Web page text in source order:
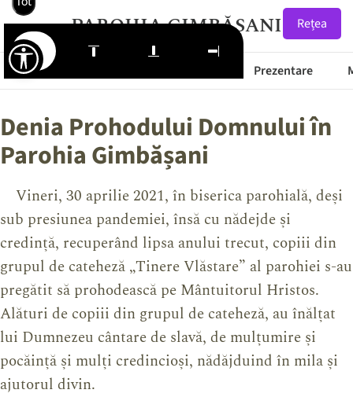
PAROHIA GIMBĂȘANI Rețea
Starea Drumurilor Prezentare
Denia Prohodului Domnului în
Parohia Gimbășani
Vineri, 30 aprilie 2021, în biserica parohială, deși
sub presiunea pandemiei, însă cu nădejde și
credință, recuperând lipsa anului trecut, copiii din
grupul de cateheză „Tinere Vlăstare” al parohiei s-au
pregătit să prohodească pe Mântuitorul Hristos.
Alături de copiii din grupul de cateheză, au înălțat
lui Dumnezeu cântare de slavă, de mulțumire și
pocăință și mulți credincioși, nădăjduind în mila și
ajutorul divin.